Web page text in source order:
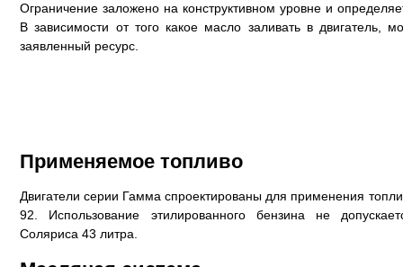
Ограничение заложено на конструктивном уровне и
В зависимости от того какое масло заливать в двигатель,
заявленный ресурс.
Применяемое топливо
Двигатели серии Гамма спроектированы для применения
92. Использование этилированного бензина не
Соляриса 43 литра.